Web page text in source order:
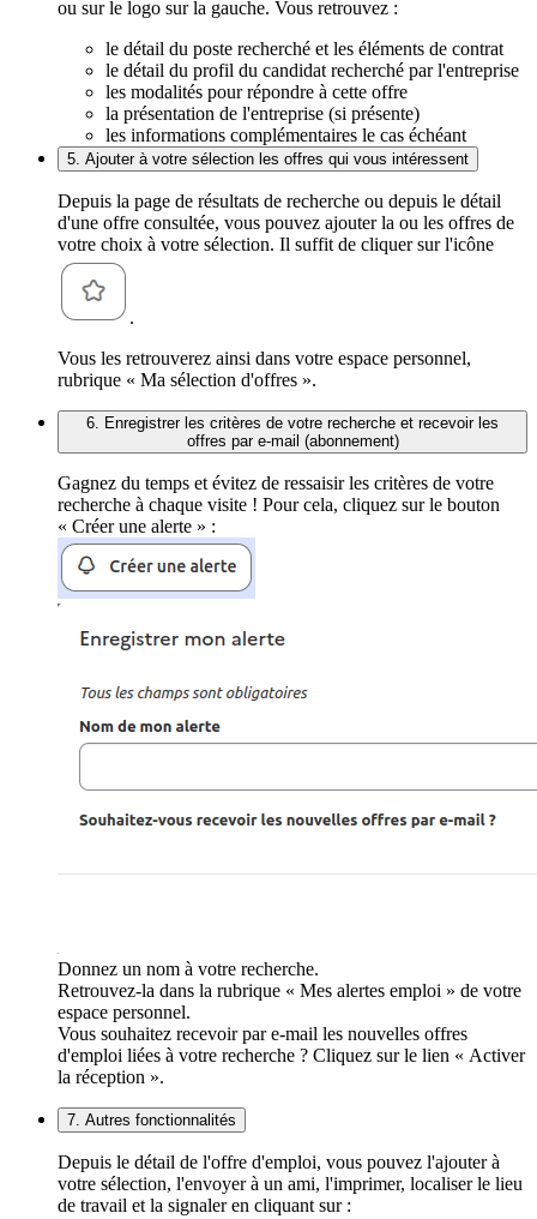
ou sur le logo sur la gauche. Vous retrouvez :
le détail du poste recherché et les éléments de contrat
le détail du profil du candidat recherché par l'entreprise
les modalités pour répondre à cette offre
la présentation de l'entreprise (si présente)
les informations complémentaires le cas échéant
5. Ajouter à votre sélection les offres qui vous intéressent
Depuis la page de résultats de recherche ou depuis le détail
d'une offre consultée, vous pouvez ajouter la ou les offres de
votre choix à votre sélection. Il suffit de cliquer sur l'icône
.
Vous les retrouverez ainsi dans votre espace personnel,
rubrique « Ma sélection d'offres ».
6. Enregistrer les critères de votre recherche et recevoir les
offres par e-mail (abonnement)
Gagnez du temps et évitez de ressaisir les critères de votre
recherche à chaque visite ! Pour cela, cliquez sur le bouton
« Créer une alerte » :
Donnez un nom à votre recherche.
Retrouvez-la dans la rubrique « Mes alertes emploi » de votre
espace personnel.
Vous souhaitez recevoir par e-mail les nouvelles offres
d'emploi liées à votre recherche ? Cliquez sur le lien « Activer
la réception ».
7. Autres fonctionnalités
Depuis le détail de l'offre d'emploi, vous pouvez l'ajouter à
votre sélection, l'envoyer à un ami, l'imprimer, localiser le lieu
de travail et la signaler en cliquant sur :